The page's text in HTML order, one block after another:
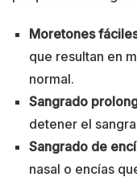
Moretones
que resultan en
normal.
Sangrado
detener el
Sangrado de
nasal o encías